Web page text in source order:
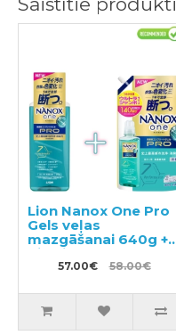
Lion Nanox One Pro
Gels veļas
mazgāšanai 640g +
pildviela 1400g
57.00€ 58.00€